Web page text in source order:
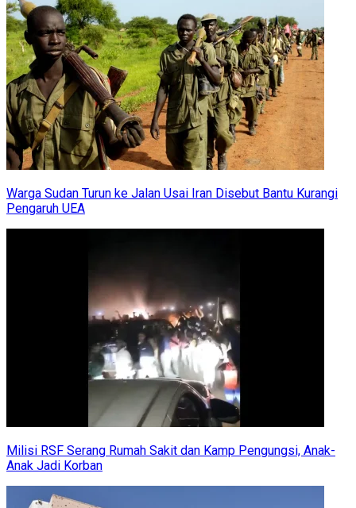
Warga Sudan Turun ke Jalan Usai Iran Disebut Bantu Kurangi
Pengaruh UEA
Milisi RSF Serang Rumah Sakit dan Kamp Pengungsi, Anak-
Anak Jadi Korban